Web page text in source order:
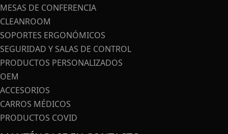
MESAS DE CONFERENCIA
CLEANROOM
SOPORTES ERGONÓMICOS
SEGURIDAD Y SALAS DE CONTROL
PRODUCTOS PERSONALIZADOS
OEM
ACCESORIOS
CARROS MÉDICOS
PRODUCTOS COVID